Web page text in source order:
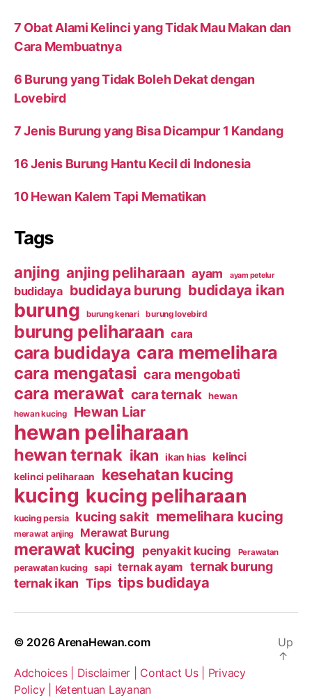
7 Obat Alami Kelinci yang Tidak Mau Makan dan
Cara Membuatnya
6 Burung yang Tidak Boleh Dekat dengan
Lovebird
7 Jenis Burung yang Bisa Dicampur 1 Kandang
16 Jenis Burung Hantu Kecil di Indonesia
10 Hewan Kalem Tapi Mematikan
Tags
anjing anjing peliharaan ayam ayam petelur
budidaya budidaya burung budidaya ikan
burung burung kenari burung lovebird
burung peliharaan cara
cara budidaya cara memelihara
cara mengatasi cara mengobati
cara merawat cara ternak hewan
hewan kucing Hewan Liar
hewan peliharaan
hewan ternak ikan ikan hias kelinci
kelinci peliharaan kesehatan kucing
kucing kucing peliharaan
kucing persia kucing sakit memelihara kucing
merawat anjing Merawat Burung
merawat kucing penyakit kucing Perawatan
perawatan kucing sapi ternak ayam ternak burung
ternak ikan Tips tips budidaya
© 2026ArenaHewan.com
Adchoices | Disclaimer | Contact Us | Privacy
Policy | Ketentuan Layanan
Up
↑